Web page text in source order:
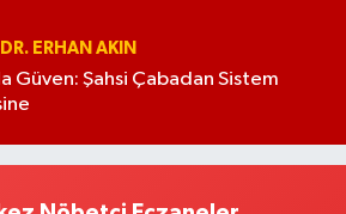
ERHAN AKIN
Güven: Şahsi Çabadan Sistem